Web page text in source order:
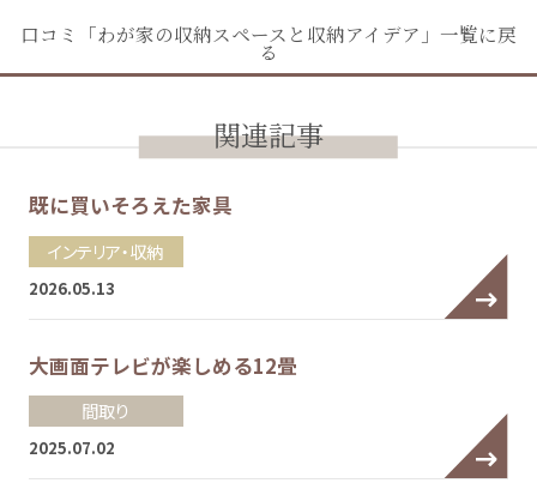
口コミ「わが家の収納スペースと収納アイデア」一覧に戻
る
関連記事
既に買いそろえた家具
インテリア・収納
2026.05.13
大画面テレビが楽しめる12畳
間取り
2025.07.02